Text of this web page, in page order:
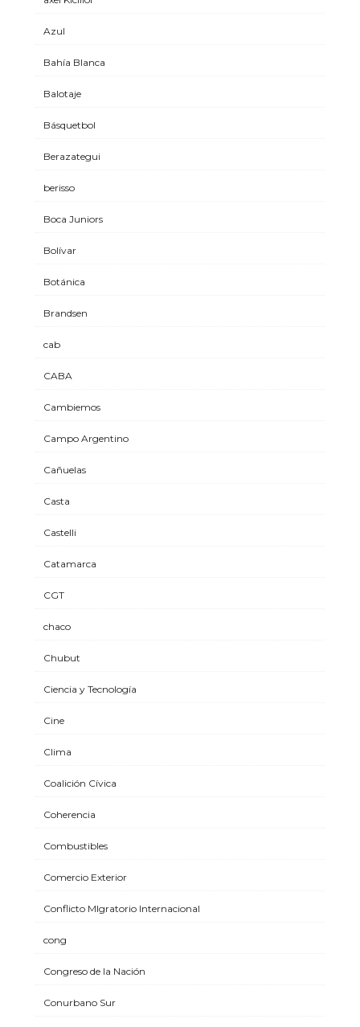
Azul
Bahía Blanca
Balotaje
Básquetbol
Berazategui
berisso
Boca Juniors
Bolívar
Botánica
Brandsen
cab
CABA
Cambiemos
Campo Argentino
Cañuelas
Casta
Castelli
Catamarca
CGT
chaco
Chubut
Ciencia y Tecnología
Cine
Clima
Coalición Cívica
Coherencia
Combustibles
Comercio Exterior
Conflicto MIgratorio Internacional
cong
Congreso de la Nación
Conurbano Sur